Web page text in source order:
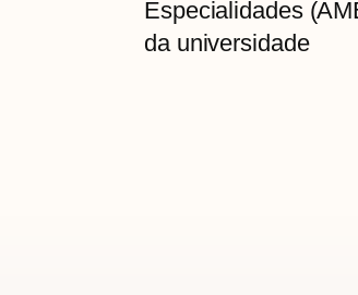
Especialidades
da universidade